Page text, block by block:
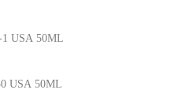
USA 50ML
USA 50ML